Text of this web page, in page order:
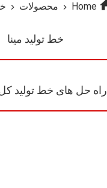
Home محصولات
خط تولید مینا
راه حل های خط تولید کل